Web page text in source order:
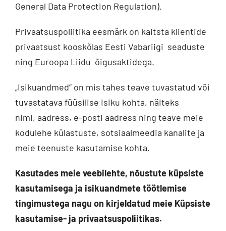
General Data Protection Regulation).
Privaatsuspoliitika eesmärk on kaitsta klientide
privaatsust kooskõlas Eesti Vabariigi seaduste
ning Euroopa Liidu õigusaktidega.
„Isikuandmed“ on mis tahes teave tuvastatud või
tuvastatava füüsilise isiku kohta, näiteks
nimi, aadress, e-posti aadress ning teave meie
kodulehe külastuste, sotsiaalmeedia kanalite ja
meie teenuste kasutamise kohta.
Kasutades meie veebilehte, nõustute küpsiste
kasutamisega ja isikuandmete töötlemise
tingimustega nagu on kirjeldatud meie Küpsiste
kasutamise- ja privaatsuspoliitikas.